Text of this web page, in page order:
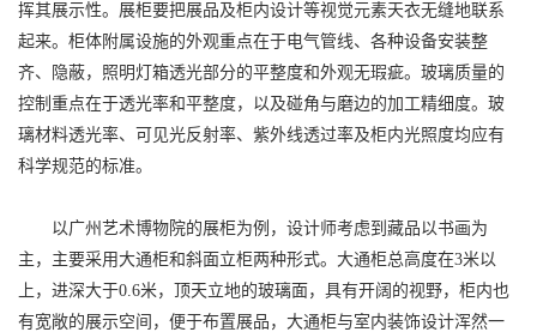
挥其展示性。展柜要把展品及柜内设计等视觉元素天衣无缝地联系
起来。柜体附属设施的外观重点在于电气管线、各种设备安装整
齐、隐蔽，照明灯箱透光部分的平整度和外观无瑕疵。玻璃质量的
控制重点在于透光率和平整度，以及碰角与磨边的加工精细度。玻
璃材料透光率、可见光反射率、紫外线透过率及柜内光照度均应有
科学规范的标准。
以广州艺术博物院的展柜为例，设计师考虑到藏品以书画为
主，主要采用大通柜和斜面立柜两种形式。大通柜总高度在3米以
上，进深大于0.6米，顶天立地的玻璃面，具有开阔的视野，柜内也
有宽敞的展示空间，便于布置展品，大通柜与室内装饰设计浑然一